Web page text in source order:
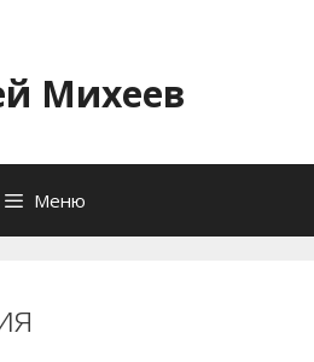
Михеев
Меню